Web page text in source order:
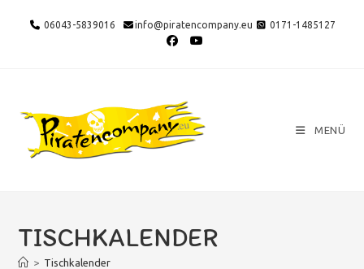
06043-5839016 info@piratencompany.eu 0171-1485127
MENÜ
TISCHKALENDER
> Tischkalender